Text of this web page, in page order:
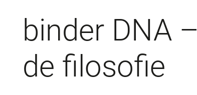
binder DNA –
de filosofie